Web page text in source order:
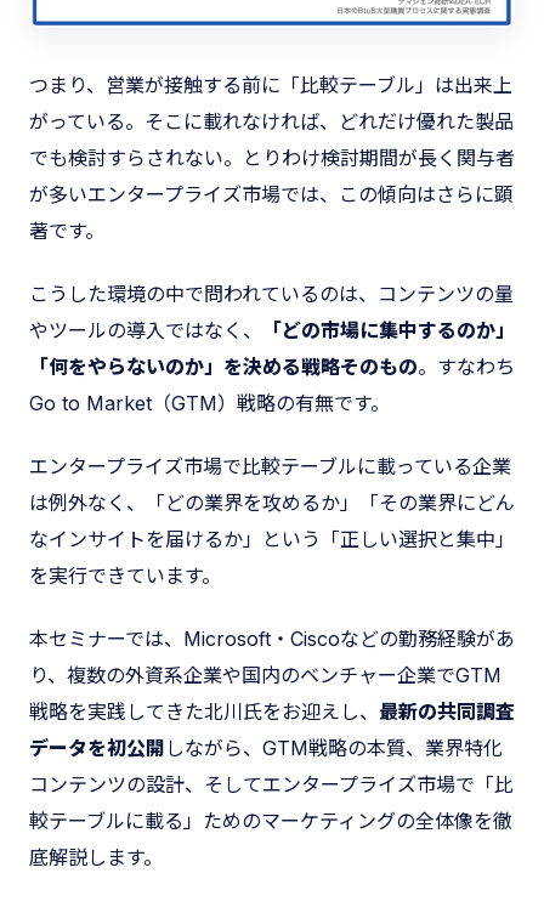
つまり、営業が接触する前に「比較テーブル」は出来上
がっている。そこに載れなければ、どれだけ優れた製品
でも検討すらされない。とりわけ検討期間が長く関与者
が多いエンタープライズ市場では、この傾向はさらに顕
著です。
こうした環境の中で問われているのは、コンテンツの量
やツールの導入ではなく、
「どの市場に集中するのか」
「何をやらないのか」を決める戦略そのもの。すなわち
Go to Market（GTM）戦略の有無です。
エンタープライズ市場で比較テーブルに載っている企業
は例外なく、「どの業界を攻めるか」「その業界にどん
なインサイトを届けるか」という「正しい選択と集中」
を実行できています。
本セミナーでは、Microsoft・Ciscoなどの勤務経験があ
り、複数の外資系企業や国内のベンチャー企業でGTM
戦略を実践してきた北川氏をお迎えし、 最新の共同調査
データを初公開 しながら、GTM戦略の本質、業界特化
コンテンツの設計、そしてエンタープライズ市場で「比
較テーブルに載る」ためのマーケティングの全体像を徹
底解説します。